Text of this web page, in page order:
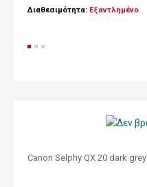
Διαθεσιμότητα: Εξαντλημένο
Canon Selphy QX 20 dark grey